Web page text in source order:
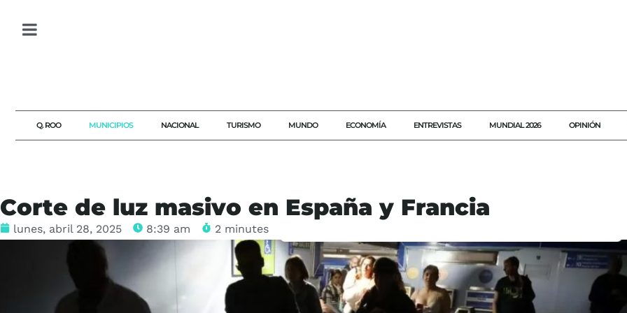
Q. ROO MUNICIPIOS NACIONAL TURISMO MUNDO ECONOMÍA ENTREVISTAS MUNDIAL 2026 OPINIÓN
Corte de luz masivo en España y Francia
lunes, abril 28, 2025 8:39 am 2 minutes